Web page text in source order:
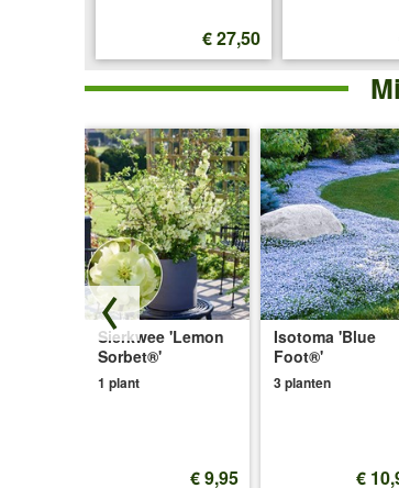
€ 27,50
Sierkwee 'Lemon
Sorbet®'
1 plant
€ 9,95
Isotoma 'Blue
Foot®'
3 planten
€